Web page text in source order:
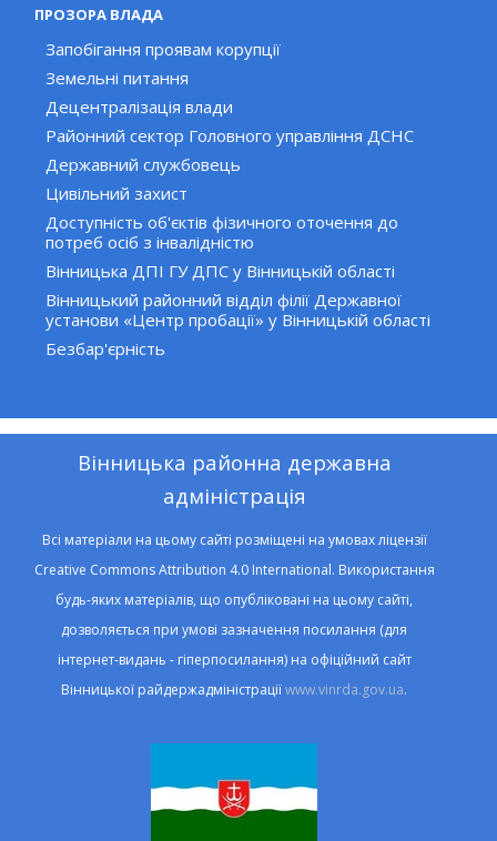
ПРОЗОРА ВЛАДА
Запобігання проявам корупції
Земельні питання
Децентралізація влади
Районний сектор Головного управління ДСНС
Державний службовець
Цивільний захист
Доступність об'єктів фізичного оточення до
потреб осіб з інвалідністю
Вінницька ДПІ ГУ ДПС у Вінницькій області
Вінницький районний відділ філії Державної
установи «Центр пробації» у Вінницькій області
Безбар'єрність
Вінницька районна державна
адміністрація
Всі матеріали на цьому сайті розміщені на умовах ліцензії
Creative Commons Attribution 4.0 International. Використання
будь-яких матеріалів, що опубліковані на цьому сайті,
дозволяється при умові зазначення посилання (для
інтернет-видань - гіперпосилання) на офіційний сайт
Вінницької райдержадміністраціїwww.vinrda.gov.ua.